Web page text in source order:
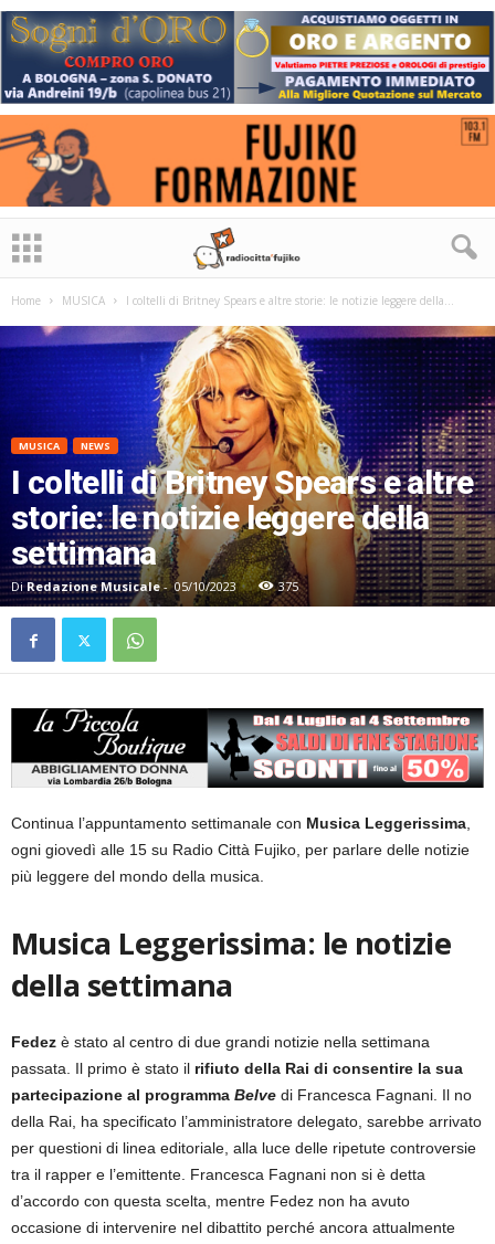
Home MUSICA I coltelli di Britney Spears e altre storie: le notizie leggere della...
MUSICA NEWS
I coltelli di Britney Spears e altre
storie: le notizie leggere della
settimana
Di Redazione Musicale- 05/10/2023 375
Continua l’appuntamento settimanale con Musica Leggerissima,
ogni giovedì alle 15 su Radio Città Fujiko, per parlare delle notizie
più leggere del mondo della musica.
Musica Leggerissima: le notizie
della settimana
Fedez è stato al centro di due grandi notizie nella settimana
passata. Il primo è stato il rifiuto della Rai di consentire la sua
partecipazione al programma Belve di Francesca Fagnani. Il no
della Rai, ha specificato l’amministratore delegato, sarebbe arrivato
per questioni di linea editoriale, alla luce delle ripetute controversie
tra il rapper e l’emittente. Francesca Fagnani non si è detta
d’accordo con questa scelta, mentre Fedez non ha avuto
occasione di intervenire nel dibattito perché ancora attualmente